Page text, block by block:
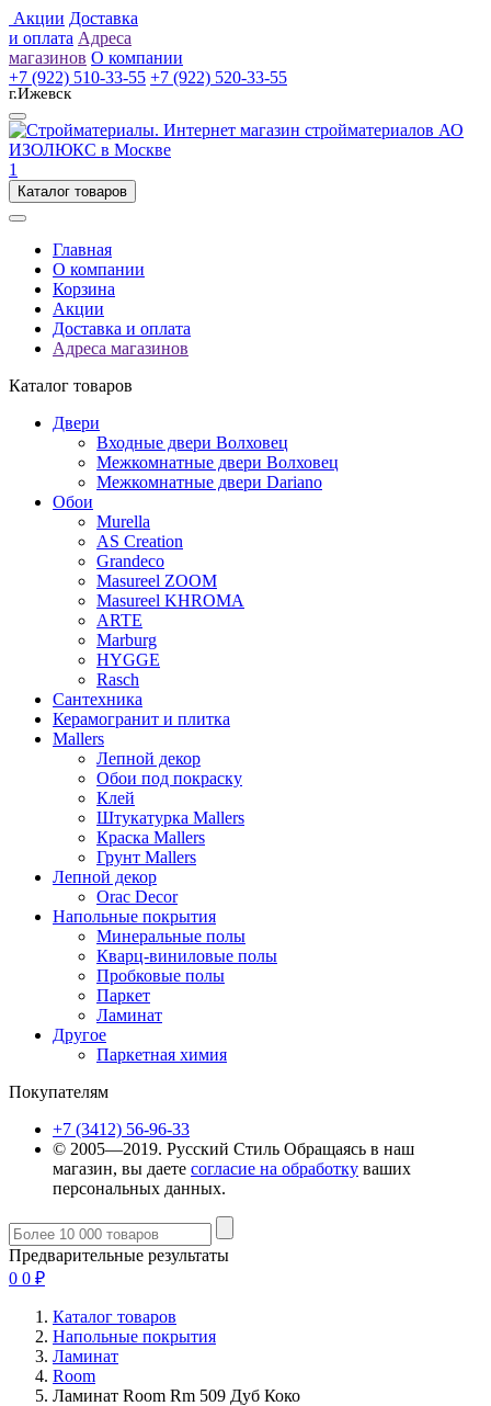
Акции Доставка
и оплата Адреса
магазинов О компании
+7 (922) 510-33-55 +7 (922) 520-33-55
г.Ижевск
1
Каталог товаров
Главная
О компании
Корзина
Акции
Доставка и оплата
Адреса магазинов
Каталог товаров
Двери
Входные двери Волховец
Межкомнатные двери Волховец
Межкомнатные двери Dariano
Обои
Murella
AS Creation
Grandeco
Masureel ZOOM
Masureel KHROMA
ARTE
Marburg
HYGGE
Rasch
Сантехника
Керамогранит и плитка
Mallers
Лепной декор
Обои под покраску
Клей
Штукатурка Mallers
Краска Mallers
Грунт Mallers
Лепной декор
Orac Decor
Напольные покрытия
Минеральные полы
Кварц-виниловые полы
Пробковые полы
Паркет
Ламинат
Другое
Паркетная химия
Покупателям
+7 (3412) 56-96-33
© 2005—2019. Русский Стиль Обращаясь в наш
магазин, вы даете согласие на обработку ваших
персональных данных.
Предварительные результаты
0 0 ₽
Каталог товаров
Напольные покрытия
Ламинат
Room
Ламинат Room Rm 509 Дуб Коко